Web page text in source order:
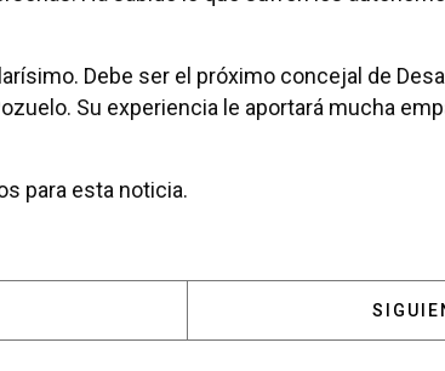
Debe ser el próximo concejal de
Su experiencia le aportará mucha
para esta noticia.
LARGA VIDA A LA ALCALDESA